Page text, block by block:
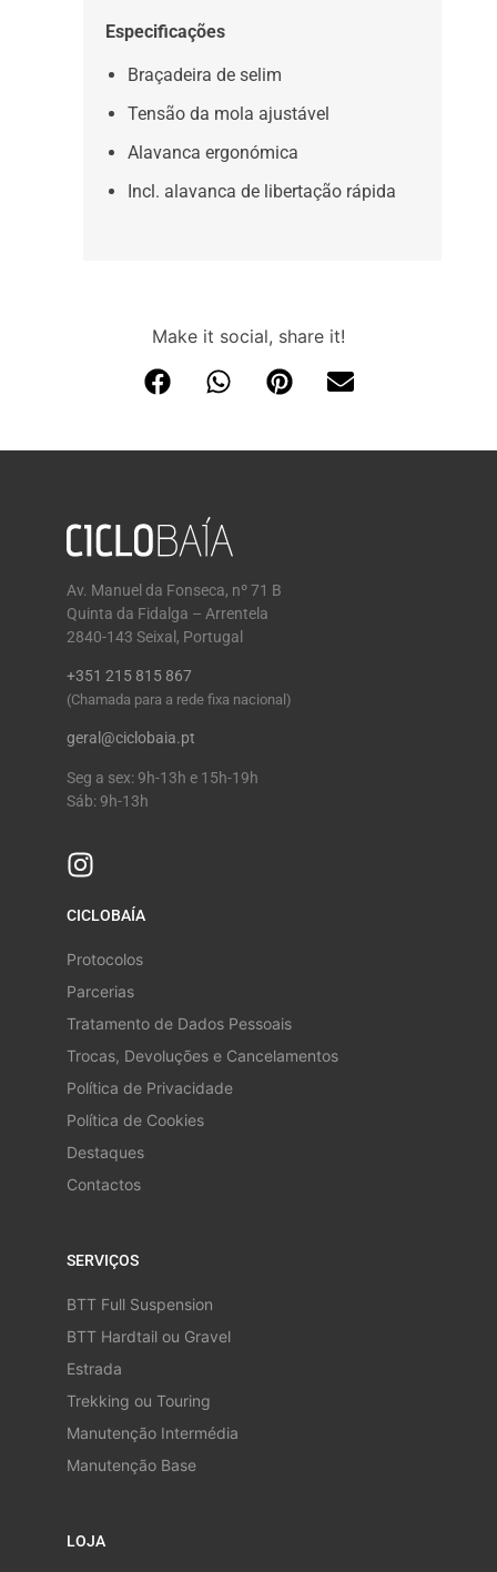
Especificações
Braçadeira de selim
Tensão da mola ajustável
Alavanca ergonómica
Incl. alavanca de libertação rápida
Make it social, share it!
Av. Manuel da Fonseca, nº 71 B
Quinta da Fidalga – Arrentela
2840-143 Seixal, Portugal
+351 215 815 867
(Chamada para a rede fixa nacional)
geral@ciclobaia.pt
Seg a sex: 9h-13h e 15h-19h
Sáb: 9h-13h
CICLOBAÍA
Protocolos
Parcerias
Tratamento de Dados Pessoais
Trocas, Devoluções e Cancelamentos
Política de Privacidade
Política de Cookies
Destaques
Contactos
SERVIÇOS
BTT Full Suspension
BTT Hardtail ou Gravel
Estrada
Trekking ou Touring
Manutenção Intermédia
Manutenção Base
LOJA